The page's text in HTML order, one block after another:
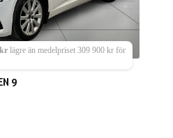
lägre än medelpriset 309 900 kr för
9